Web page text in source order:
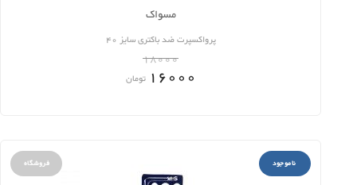
مسواک
پرواکسپرت ضد باکتری سایز 40
18000
16000 تومان
ناموجود فروشگاه